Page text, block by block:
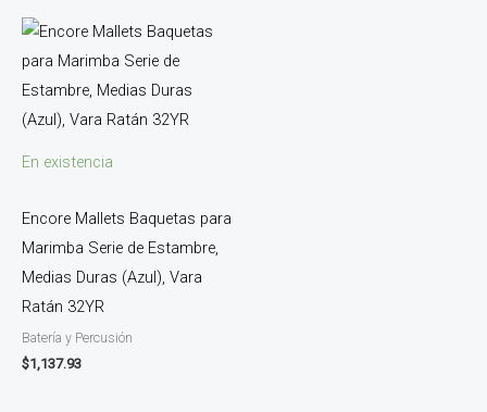
En existencia
Encore Mallets Baquetas para
Marimba Serie de Estambre,
Medias Duras (Azul), Vara
Ratán 32YR
Batería y Percusión
$1,137.93